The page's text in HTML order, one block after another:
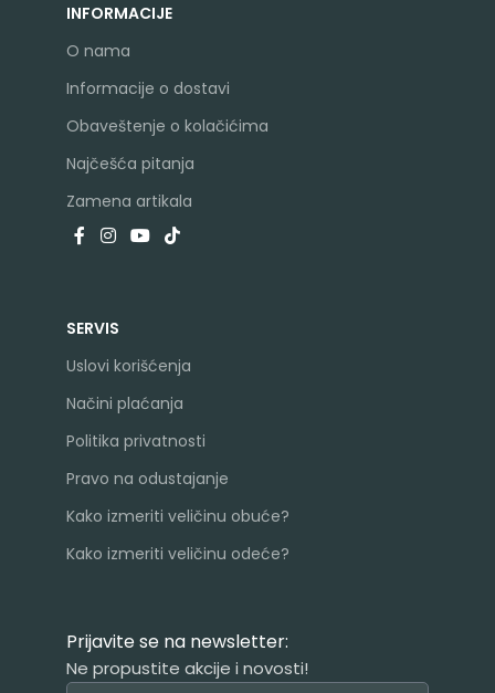
INFORMACIJE
O nama
Informacije o dostavi
Obaveštenje o kolačićima
Najčešća pitanja
Zamena artikala
SERVIS
Uslovi korišćenja
Načini plaćanja
Politika privatnosti
Pravo na odustajanje
Kako izmeriti veličinu obuće?
Kako izmeriti veličinu odeće?
Prijavite se na newsletter:
Ne propustite akcije i novosti!